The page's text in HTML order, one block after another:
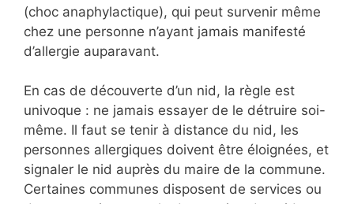
(choc anaphylactique), qui peut survenir même
chez une personne n’ayant jamais manifesté
d’allergie auparavant.
En cas de découverte d’un nid, la règle est
univoque : ne jamais essayer de le détruire soi-
même. Il faut se tenir à distance du nid, les
personnes allergiques doivent être éloignées, et
signaler le nid auprès du maire de la commune.
Certaines communes disposent de services ou